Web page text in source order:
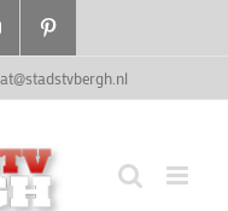
YouTube